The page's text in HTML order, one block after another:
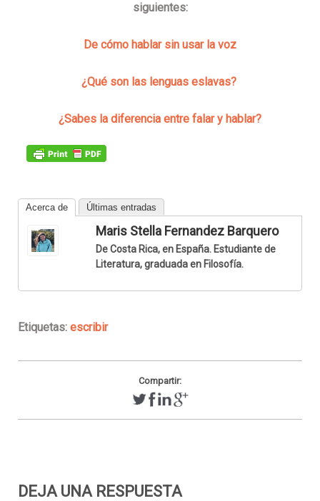
siguientes:
De cómo hablar sin usar la voz
¿Qué son las lenguas eslavas?
¿Sabes la diferencia entre falar y hablar?
Acerca de Últimas entradas
Maris Stella Fernandez Barquero
De Costa Rica, en España. Estudiante de
Literatura, graduada en Filosofía.
Etiquetas: escribir
Compartir:
DEJA UNA RESPUESTA